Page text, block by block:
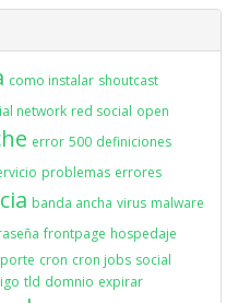
como instalar shoutcast
network red social open
error 500 definiciones
problemas errores
banda ancha virus malware
frontpage hospedaje
cron cron jobs social
tld domnio expirar